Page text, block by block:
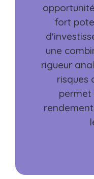
fort
une
rigueur
risques
permet